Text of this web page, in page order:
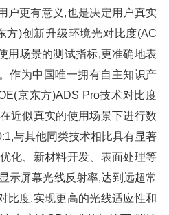
户更有意义,也是决定用户真实
方)创新升级环境光对比度(AC
用场景的测试指标,更准确地表
作为中国唯一拥有自主知识产
京东方)ADS Pro技术对比度
近似真实的使用场景下进行数
与其他同类技术相比具有显著
化、新材料开发、表面处理等
示屏幕光线反射率,达到远超常
比度,实现更高的光线适应性和